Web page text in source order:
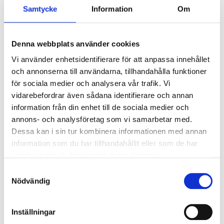
Samtycke Information Om
Denna webbplats använder cookies
Vi använder enhetsidentifierare för att anpassa innehållet
och annonserna till användarna, tillhandahålla funktioner
för sociala medier och analysera vår trafik. Vi
vidarebefordrar även sådana identifierare och annan
information från din enhet till de sociala medier och
annons- och analysföretag som vi samarbetar med.
Dessa kan i sin tur kombinera informationen med annan
information som du har tillhandahållit eller som de har
Nödvändig
Inställningar
Ljusstyrning
Ljusstyrning:
Tänd/släck
Nödljus
Nödljus: Nej
Anslutning
Dubbla införingshål på armaturens baksida
centrerat, samt enkla införingshål i vardera gavel.